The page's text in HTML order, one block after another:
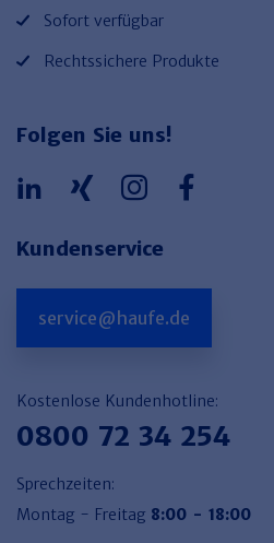
Sofort verfügbar
Rechtssichere Produkte
Folgen Sie uns!
Kundenservice
service@haufe.de
Kostenlose Kundenhotline:
0800 72 34 254
Sprechzeiten:
Montag - Freitag 8:00 - 18:00